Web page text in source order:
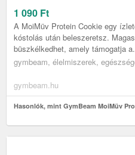
1 090 Ft
A MoiMüv Protein Cookie egy
kóstolás után beleszeretsz.
büszkélkedhet, amely támogatja
gymbeam, élelmiszerek,
gymbeam.hu
Hasonlók, mint GymBeam MoiMüv